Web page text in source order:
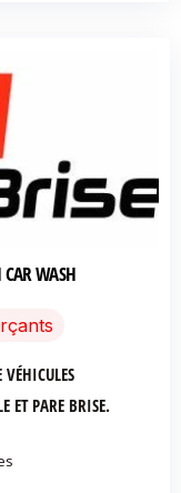
CAR WASH
VÉHICULES
ET PARE BRISE.